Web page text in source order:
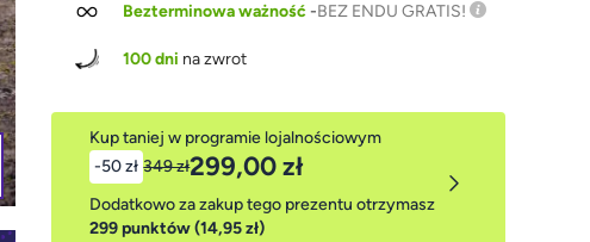
Bezterminowa ważność-BEZ ENDU GRATIS!
100 dni na zwrot
Kup taniej w programie lojalnościowym
-50 zł 349 zł299,00 zł
Dodatkowo za zakup tego prezentu otrzymasz
299 punktów (14,95 zł)